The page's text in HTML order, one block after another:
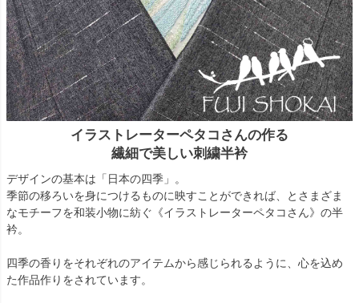
イラストレーターペタコさんの作る
繊細で美しい刺繍半衿
デザインの基本は「日本の四季」。
季節の移ろいを身につけるものに映すことができれば、とさまざま
なモチーフを和装小物に紡ぐ《イラストレーターペタコさん》の半
衿。
四季の香りをそれぞれのアイテムから感じられるように、心を込め
た作品作りをされています。